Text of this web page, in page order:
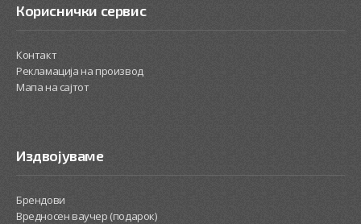
Кориснички сервис
Контакт
Рекламација на производ
Мапа на сајтот
Издвојуваме
Брендови
Вредносен ваучер (подарок)